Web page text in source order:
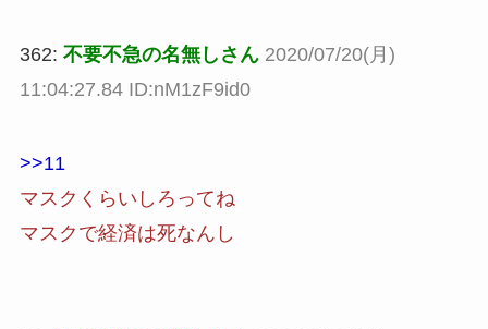
362: 不要不急の名無しさん 2020/07/20(月)
11:04:27.84 ID:nM1zF9id0
>>11
マスクくらいしろってね
マスクで経済は死なんし